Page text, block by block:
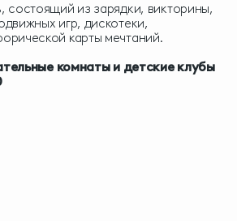
состоящий из зарядки, викторины,
игр, дискотеки,
карты мечтаний.
комнаты и детские клубы